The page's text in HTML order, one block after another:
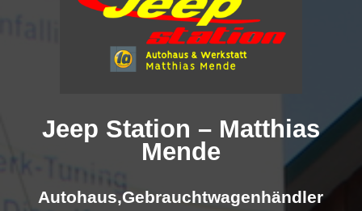
Jeep Station – Matthias
Mende
Autohaus,Gebrauchtwagenhändler